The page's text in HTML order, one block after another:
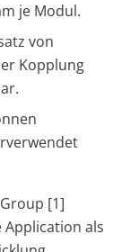
je Modul.
von
Kopplung
[1]
als